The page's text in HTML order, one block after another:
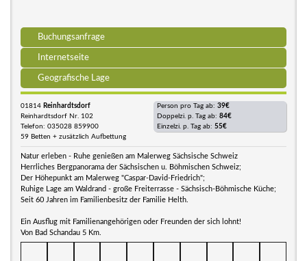
Buchungsanfrage
Internetseite
Geografische Lage
01814 Reinhardtsdorf
Reinhardtsdorf Nr. 102
Telefon: 035028 859900
59 Betten + zusätzlich Aufbettung
Person pro Tag ab: 39€
Doppelzi. p. Tag ab: 84€
Einzelzi. p. Tag ab: 55€
Natur erleben - Ruhe genießen am Malerweg Sächsische Schweiz
Herrliches Bergpanorama der Sächsischen u. Böhmischen Schweiz;
Der Höhepunkt am Malerweg "Caspar-David-Friedrich";
Ruhige Lage am Waldrand - große Freiterrasse - Sächsisch-Böhmische Küche;
Seit 60 Jahren im Familienbesitz der Familie Helth.
Ein Ausflug mit Familienangehörigen oder Freunden der sich lohnt!
Von Bad Schandau 5 Km.